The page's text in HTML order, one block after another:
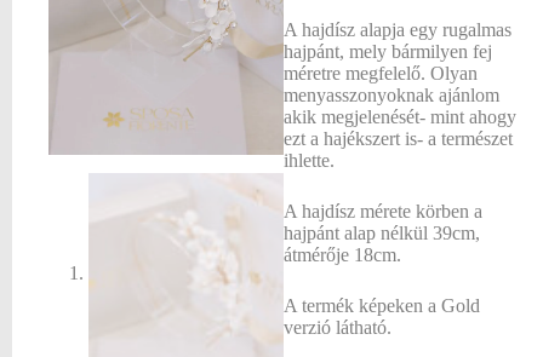
A hajdísz alapja egy rugalmas
hajpánt, mely bármilyen fej
méretre megfelelő. Olyan
menyasszonyoknak ajánlom
akik megjelenését- mint ahogy
ezt a hajékszert is- a természet
ihlette.
A hajdísz mérete körben a
hajpánt alap nélkül 39cm,
átmérője 18cm.
A termék képeken a Gold
verzió látható.